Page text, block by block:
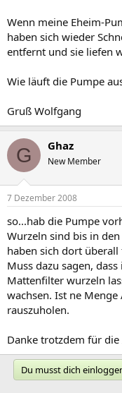
Wenn meine Eheim-
haben sich wieder
entfernt und sie liefen
Wie läuft die Pumpe
Gruß Wolfgang
G Ghaz
New Member
7 Dezember 2008
so...hab die Pumpe
Wurzeln sind bis in
haben sich dort überall
Muss dazu sagen,
Mattenfilter wurzeln
wachsen. Ist ne
rauszuholen.
Danke trotzdem für
Du musst dich